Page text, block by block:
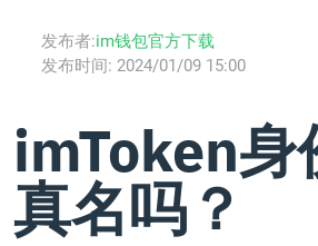
发布者:im钱包官方下载
发布时间: 2024/01/09 15:00
imToken身
真名吗？